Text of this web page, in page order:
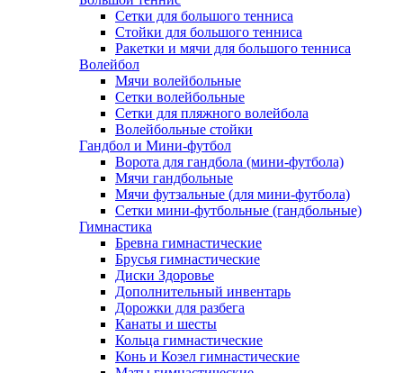
Сетки для большого тенниса
Стойки для большого тенниса
Ракетки и мячи для большого тенниса
Волейбол
Мячи волейбольные
Сетки волейбольные
Сетки для пляжного волейбола
Волейбольные стойки
Гандбол и Мини-футбол
Ворота для гандбола (мини-футбола)
Мячи гандбольные
Мячи футзальные (для мини-футбола)
Сетки мини-футбольные (гандбольные)
Гимнастика
Бревна гимнастические
Брусья гимнастические
Диски Здоровье
Дополнительный инвентарь
Дорожки для разбега
Канаты и шесты
Кольца гимнастические
Конь и Козел гимнастические